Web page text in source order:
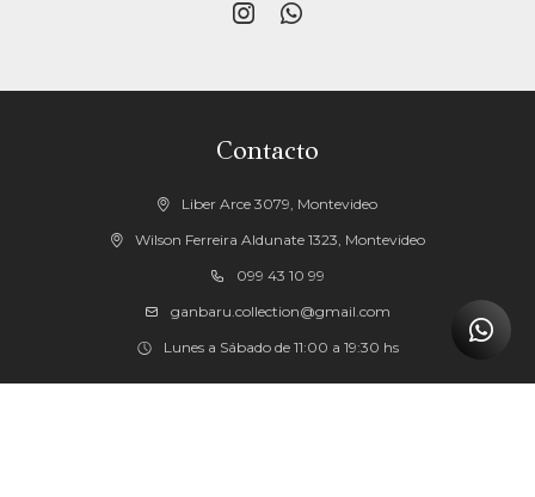
Contacto
Liber Arce 3079, Montevideo
Wilson Ferreira Aldunate 1323, Montevideo
099 43 10 99
ganbaru.collection@gmail.com
Lunes a Sábado de 11:00 a 19:30 hs
 